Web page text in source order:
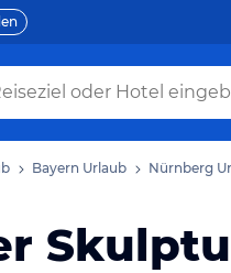
Bayern Urlaub Nürnberg